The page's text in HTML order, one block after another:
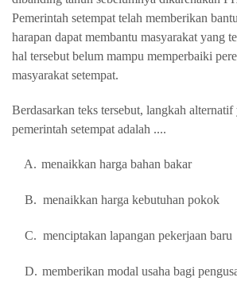
Pemerintah setempat telah memberikan
harapan dapat membantu masyarakat yang
hal tersebut belum mampu memperbaiki
masyarakat setempat.
Berdasarkan teks tersebut, langkah
pemerintah setempat adalah ....
A. menaikkan harga bahan bakar
B. menaikkan harga kebutuhan pokok
C. menciptakan lapangan pekerjaan baru
D. memberikan modal usaha bagi